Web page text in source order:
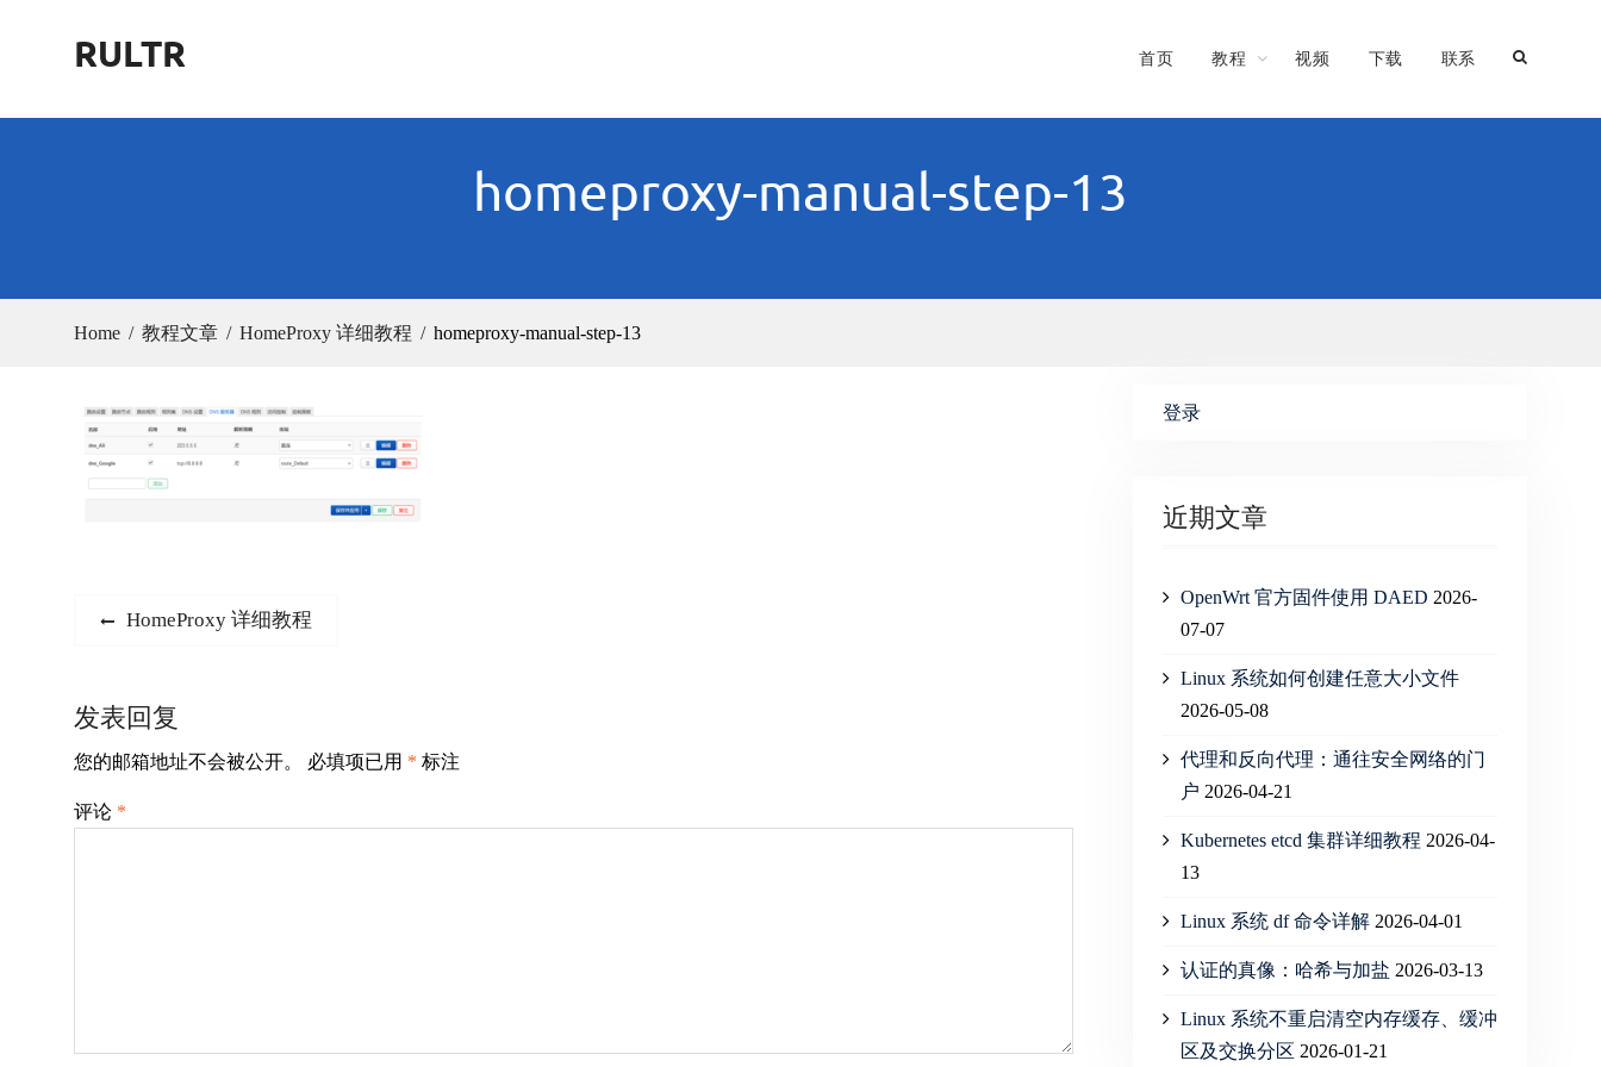
RULTR 首页 教程 视频 下载 联系
homeproxy-manual-step-13
Home 教程文章 HomeProxy 详细教程 homeproxy-manual-step-13
文
导
航
Previous
HomeProxy 详细教程
发表回复
您的邮箱地址不会被公开。 必填项已用 * 标注
评论 *
登录
近期文章
OpenWrt 官方固件使用 DAED 2026-
07-07
Linux 系统如何创建任意大小文件
2026-05-08
代理和反向代理：通往安全网络的门
户 2026-04-21
Kubernetes etcd 集群详细教程 2026-04-
13
Linux 系统 df 命令详解 2026-04-01
认证的真像：哈希与加盐 2026-03-13
Linux 系统不重启清空内存缓存、缓冲
区及交换分区 2026-01-21